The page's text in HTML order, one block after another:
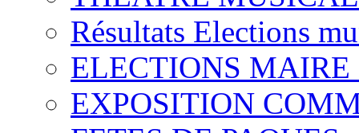
Résultats Elections
ELECTIONS MAIRE
EXPOSITION